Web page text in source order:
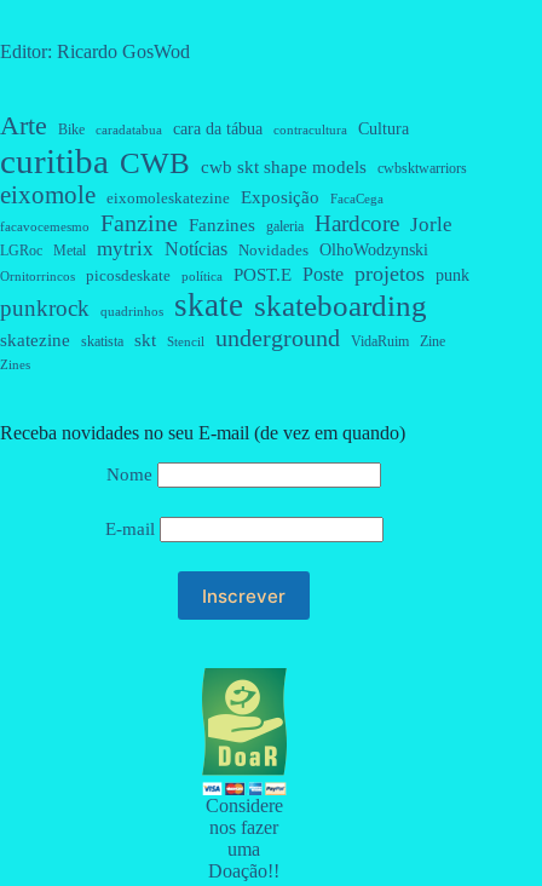
Editor: Ricardo GosWod
Arte Bike caradatabua cara da tábua contracultura Cultura
curitiba CWB cwb skt shape models cwbsktwarriors
eixomole eixomoleskatezine Exposição FacaCega
facavocemesmo Fanzine Fanzines galeria Hardcore Jorle
LGRoc Metal mytrix Notícias Novidades OlhoWodzynski
Ornitorrincos picosdeskate política POST.E Poste projetos punk
punkrock quadrinhos skate skateboarding
skatezine skatista skt Stencil underground VidaRuim Zine
Zines
Receba novidades no seu E-mail (de vez em quando)
Nome
E-mail
Considere
nos fazer
uma
Doação!!